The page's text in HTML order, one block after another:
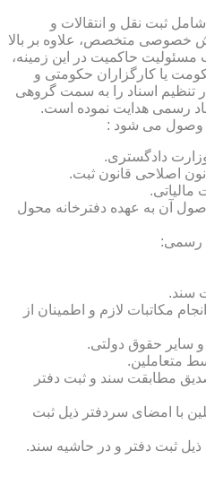
ثبت نقل و انتقالات و
خصوصی متخصص، علاوه بر بالا
حاکمیت در این زمینه،
یا کارگزاران حکومتی و
تنظیم اسناد را به سمت گروهی
رسمی هدایت نموده است.
وصول می شود :
آن به عهده دفترخانه محول
رسمی:
مکاتبات لازم و اطمینان از
مطابقت سند و ثبت دفتر
با امضای سردفتر ذیل ثبت